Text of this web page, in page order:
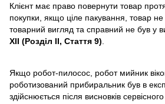
Клієнт має право повернути товар
покупки, якщо ціле пакування, товар
товарний вигляд та справний не був у
XII (Розділ II, Стаття 9)
Якщо робот-пилосос, робот мийник
роботизований прибиральник був в
здійснюється після висновків